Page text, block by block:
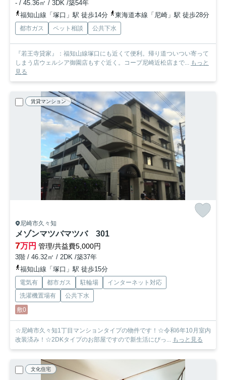
- / 45.36㎡ / 3DK /築54年
福知山線「塚口」駅 徒歩14分
東海道本線「尼崎」駅 徒歩28分
都市ガス ペット相談 公共下水
『若王寺貸家』：福知山線塚口にも近くて便利。帰り道ついつい寄って
しまう店ウェルシア御園店もすぐ近く。コープ尼崎近松店まで...
もっと
見る
賃貸マンション
尼崎市久々知
メゾンマツバマツバ 301
7万円 管理/共益費5,000円
3階 / 46.32㎡ / 2DK /築37年
福知山線「塚口」駅 徒歩15分
電気有 都市ガス 駐輪場
インターネット対応
洗濯機置場有
公共下水
敷0
☆尼崎市久々知1丁目マンションタイプの物件です！☆令和6年10月室内
改装済み！☆2DKタイプのお部屋ですので新生活にぴっ...
もっと見る
文化住宅